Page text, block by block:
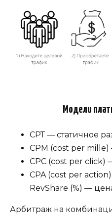
Модели
СРТ — статичное
CPM (cost per
CPC (cost per click)
CPA (cost per
RevShare (%) —
Арбитраж на